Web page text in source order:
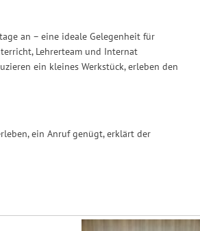
an – eine ideale Gelegenheit für
Lehrerteam und Internat
ein kleines Werkstück, erleben den
ein Anruf genügt, erklärt der